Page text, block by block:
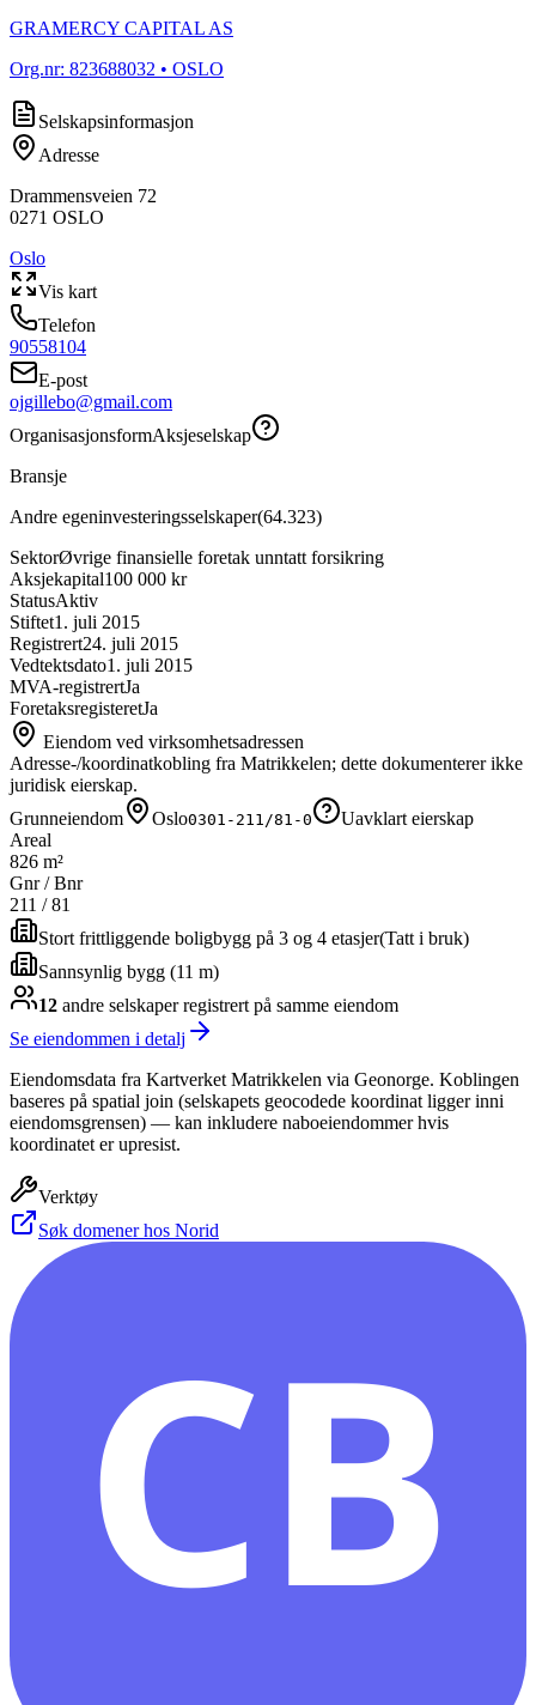
GRAMERCY CAPITAL AS
Org.nr: 823688032 • OSLO
Selskapsinformasjon
Adresse
Drammensveien 72
0271 OSLO
Oslo
Vis kart
Telefon
90558104
E-post
ojgillebo@gmail.com
OrganisasjonsformAksjeselskap
Bransje
Andre egeninvesteringsselskaper(64.323)
SektorØvrige finansielle foretak unntatt forsikring
Aksjekapital100 000 kr
StatusAktiv
Stiftet1. juli 2015
Registrert24. juli 2015
Vedtektsdato1. juli 2015
MVA-registrertJa
ForetaksregisteretJa
Eiendom ved virksomhetsadressen
Adresse-/koordinatkobling fra Matrikkelen; dette dokumenterer ikke
juridisk eierskap.
Grunneiendom
Oslo0301-211/81-0
Uavklart eierskap
Areal
826 m²
Gnr / Bnr
211 /81
Stort frittliggende boligbygg på 3 og 4 etasjer(Tatt i bruk)
Sannsynlig bygg (11 m)
12 andre selskaperregistrert på samme eiendom
Se eiendommen i detalj
Eiendomsdata fra Kartverket Matrikkelen via Geonorge. Koblingen
baseres på spatial join (selskapets geocodede koordinat ligger inni
eiendomsgrensen) — kan inkludere naboeiendommer hvis
koordinatet er upresist.
Verktøy
Søk domener hos Norid
CB